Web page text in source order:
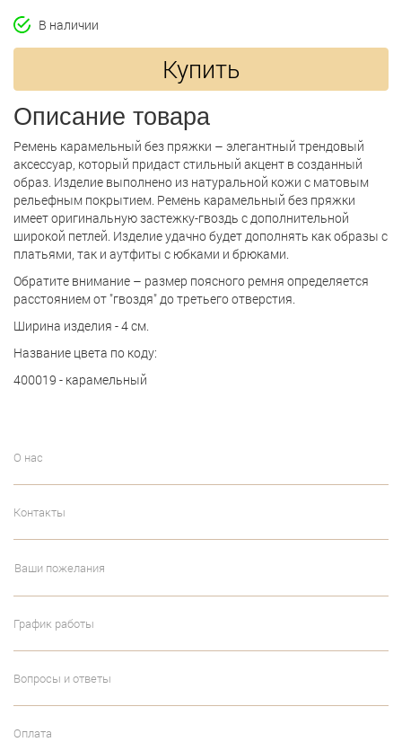
В наличии
Купить
Описание товара
Ремень карамельный без пряжки – элегантный трендовый
аксессуар, который придаст стильный акцент в созданный
образ. Изделие выполнено из натуральной кожи с матовым
рельефным покрытием. Ремень карамельный без пряжки
имеет оригинальную застежку-гвоздь с дополнительной
широкой петлей. Изделие удачно будет дополнять как образы с
платьями, так и аутфиты с юбками и брюками.
Обратите внимание – размер поясного ремня определяется
расстоянием от "гвоздя" до третьего отверстия.
Ширина изделия - 4 см.
Название цвета по коду:
400019 - карамельный
О нас
Контакты
Ваши пожелания
График работы
Вопросы и ответы
Оплата